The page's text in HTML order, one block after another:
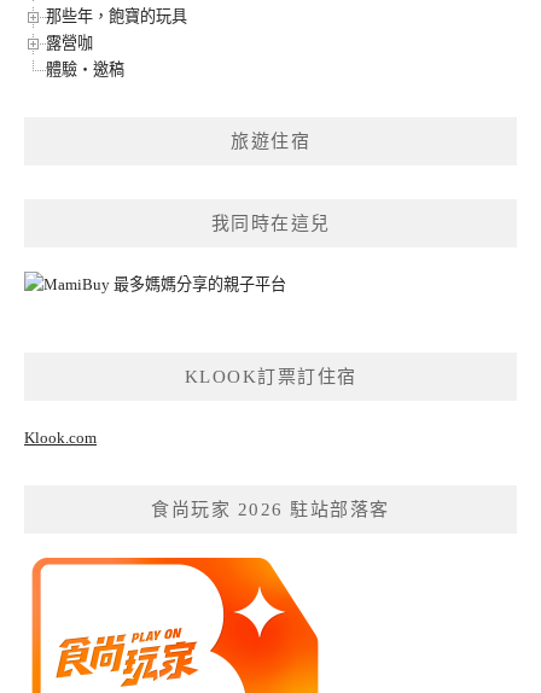
那些年，飽寶的玩具
露營咖
體驗‧邀稿
旅遊住宿
我同時在這兒
KLOOK訂票訂住宿
Klook.com
食尚玩家 2026 駐站部落客